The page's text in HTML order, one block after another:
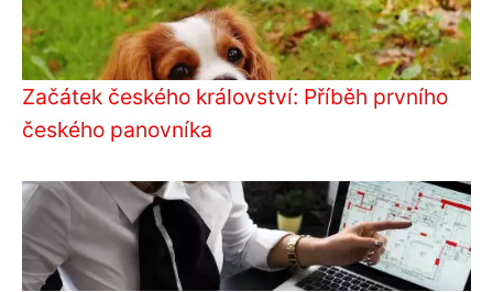
Začátek českého království: Příběh prvního
českého panovníka